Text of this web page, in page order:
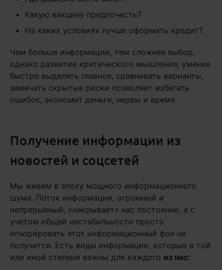
Какую вакцину предпочесть?
На каких условиях лучше оформить кредит?
Чем больше информации, тем сложнее выбор,
однако развитие критического мышления, умение
быстро выделять главное, сравнивать варианты,
замечать скрытые риски позволяет избегать
ошибок, экономит деньги, нервы и время.
Получение информации из
новостей и соцсетей
Мы живем в эпоху мощного информационного
шума. Поток информации, огромный и
непрерывный, «накрывает» нас постоянно, а с
учетом общей нестабильности просто
игнорировать этот информационный фон не
получится. Есть виды информации, которые в той
или иной степени важны для каждого из нас: